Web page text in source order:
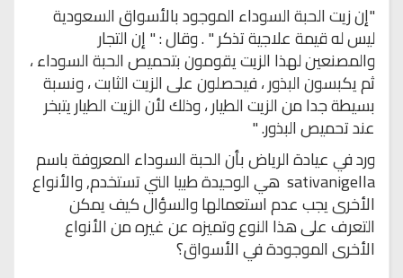
"إن زيتالحبة السوداء الموجود بالأسواق السعودية
ليس له قيمة علاجيةتذكر ". وقال : " إنالتجار
والمصنعين لهذا الزيت يقومون بتحميص الحبة السوداء ،
ثم يكبسون البذور ،فيحصلون على الزيت الثابت ، ونسبة
بسيطة جدا من الزيت الطيار ، وذلك لأن الزيتالطيار يتبخر
عند تحميص البذور" .
ورد في عيادة الرياض بأن الحبة السوداء المعروفة باسم
nigella
sativa هي الوحيدة طبيا التي تستخدم, والأنواع
الأخرى يجب عدم استعمالها والسؤال كيف يمكن
التعرف على هذا النوع وتميزه عن غيره من الأنواع
الأخرى الموجودة في الأسواق؟